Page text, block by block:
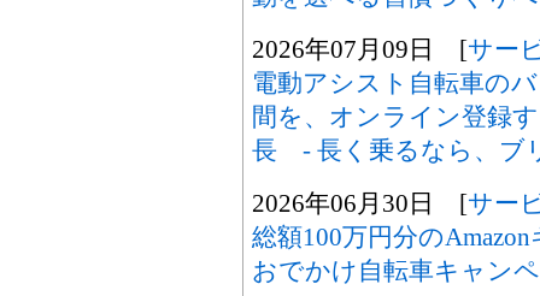
2026年07月09日 [サー
電動アシスト自転車の
間を、オンライン登録
長 - 長く乗るなら、ブ
2026年06月30日 [サー
総額100万円分の
おでかけ自転車キャン